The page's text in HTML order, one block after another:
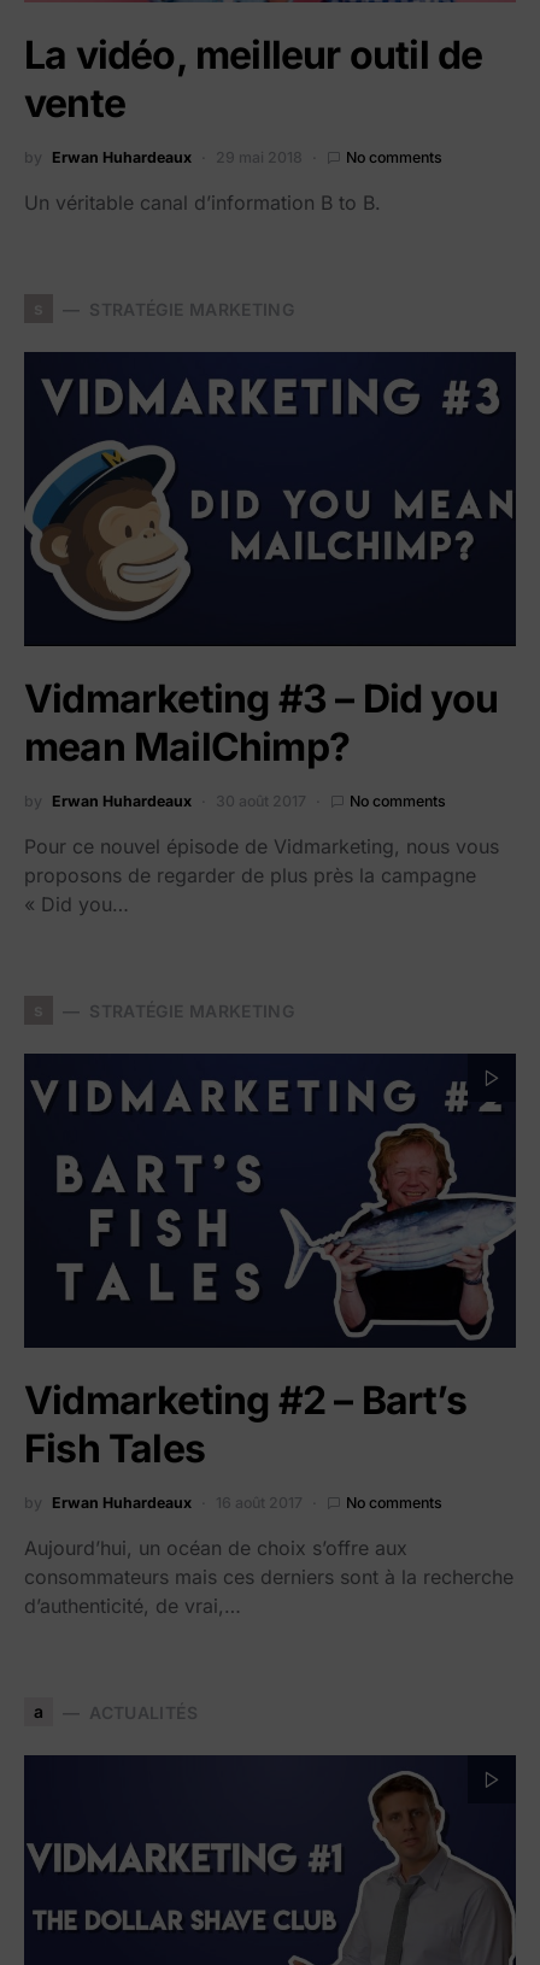
La vidéo, meilleur outil de
vente
by Erwan Huhardeaux 29 mai 2018 No comments
Un véritable canal d’information B to B.
STRATÉGIE MARKETING
Vidmarketing #3 – Did you
mean MailChimp?
by Erwan Huhardeaux 30 août 2017 No comments
Pour ce nouvel épisode de Vidmarketing, nous vous
proposons de regarder de plus près la campagne
« Did you…
STRATÉGIE MARKETING
Vidmarketing #2 – Bart’s
Fish Tales
by Erwan Huhardeaux 16 août 2017 No comments
Aujourd’hui, un océan de choix s’offre aux
consommateurs mais ces derniers sont à la recherche
d’authenticité, de vrai,…
a ACTUALITÉS